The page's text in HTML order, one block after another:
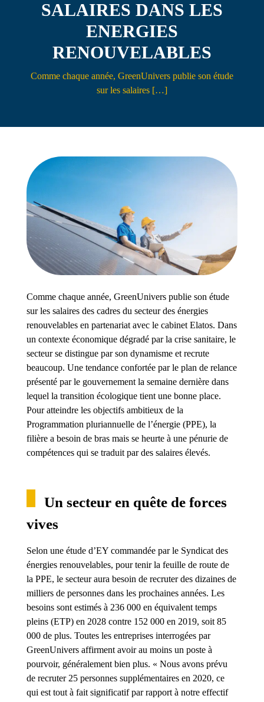
SALAIRES DANS LES
ENERGIES
RENOUVELABLES
Comme chaque année, GreenUnivers publie son étude
sur les salaires […]
Comme chaque année, GreenUnivers publie son étude
sur les salaires des cadres du secteur des énergies
renouvelables en partenariat avec le cabinet Elatos. Dans
un contexte économique dégradé par la crise sanitaire, le
secteur se distingue par son dynamisme et recrute
beaucoup. Une tendance confortée par le plan de relance
présenté par le gouvernement la semaine dernière dans
lequel la transition écologique tient une bonne place.
Pour atteindre les objectifs ambitieux de la
Programmation pluriannuelle de l’énergie (PPE), la
filière a besoin de bras mais se heurte à une pénurie de
compétences qui se traduit par des salaires élevés.
Un secteur en quête de forces
vives
Selon une étude d’EY commandée par le Syndicat des
énergies renouvelables, pour tenir la feuille de route de
la PPE, le secteur aura besoin de recruter des dizaines de
milliers de personnes dans les prochaines années. Les
besoins sont estimés à 236 000 en équivalent temps
pleins (ETP) en 2028 contre 152 000 en 2019, soit 85
000 de plus. Toutes les entreprises interrogées par
GreenUnivers affirment avoir au moins un poste à
pourvoir, généralement bien plus. « Nous avons prévu
de recruter 25 personnes supplémentaires en 2020, ce
qui est tout à fait significatif par rapport à notre effectif